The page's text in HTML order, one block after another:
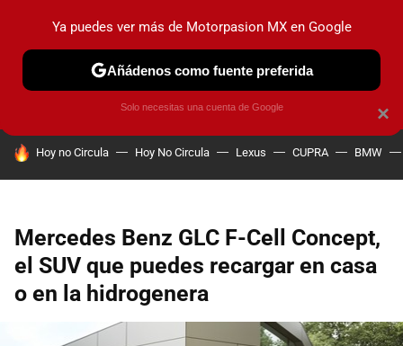
PRUEBAS INDUSTRIA HOY NO CIRCULA
HOY SE HABLA DE
Hoy no Circula Hoy No Circula Lexus CUPRA BMW
Mercedes Benz GLC F-Cell Concept,
el SUV que puedes recargar en casa
o en la hidrogenera
×
Ya puedes ver más de Motorpasion MX en Google
Añádenos como fuente preferida
Solo necesitas una cuenta de Google